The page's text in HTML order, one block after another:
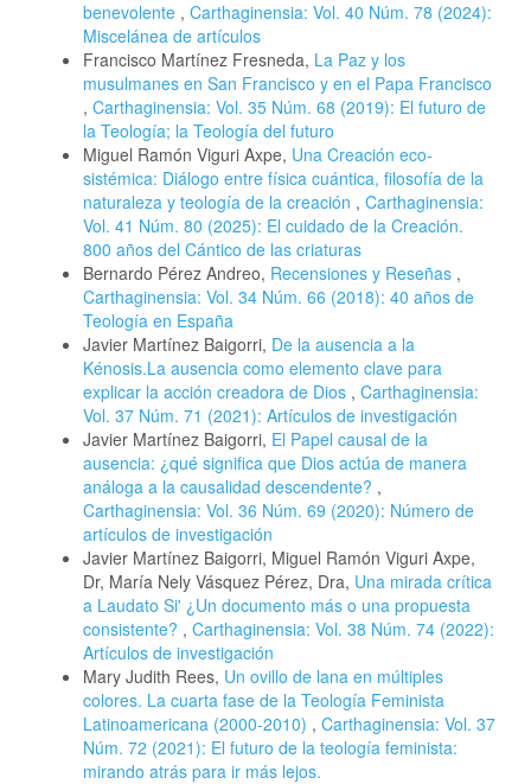
benevolente , Carthaginensia: Vol. 40 Núm. 78 (2024):
Miscelánea de artículos
Francisco Martínez Fresneda, La Paz y los
musulmanes en San Francisco y en el Papa Francisco
, Carthaginensia: Vol. 35 Núm. 68 (2019): El futuro de
la Teología; la Teología del futuro
Miguel Ramón Viguri Axpe, Una Creación eco-
sistémica: Diálogo entre física cuántica, filosofía de la
naturaleza y teología de la creación , Carthaginensia:
Vol. 41 Núm. 80 (2025): El cuidado de la Creación.
800 años del Cántico de las criaturas
Bernardo Pérez Andreo, Recensiones y Reseñas ,
Carthaginensia: Vol. 34 Núm. 66 (2018): 40 años de
Teología en España
Javier Martínez Baigorri, De la ausencia a la
Kénosis.La ausencia como elemento clave para
explicar la acción creadora de Dios , Carthaginensia:
Vol. 37 Núm. 71 (2021): Artículos de investigación
Javier Martínez Baigorri, El Papel causal de la
ausencia: ¿qué significa que Dios actúa de manera
análoga a la causalidad descendente? ,
Carthaginensia: Vol. 36 Núm. 69 (2020): Número de
artículos de investigación
Javier Martínez Baigorri, Miguel Ramón Viguri Axpe,
Dr, María Nely Vásquez Pérez, Dra, Una mirada crítica
a Laudato Si' ¿Un documento más o una propuesta
consistente? , Carthaginensia: Vol. 38 Núm. 74 (2022):
Artículos de investigación
Mary Judith Rees, Un ovillo de lana en múltiples
colores. La cuarta fase de la Teología Feminista
Latinoamericana (2000-2010) , Carthaginensia: Vol. 37
Núm. 72 (2021): El futuro de la teología feminista:
mirando atrás para ir más lejos.